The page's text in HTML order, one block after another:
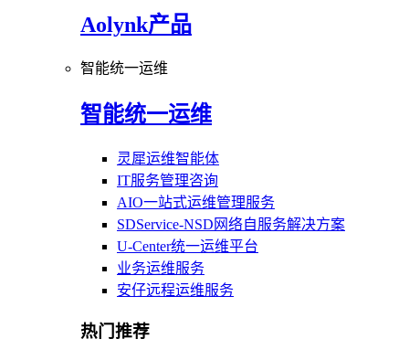
Aolynk产品
智能统一运维
智能统一运维
灵犀运维智能体
IT服务管理咨询
AIO一站式运维管理服务
SDService-NSD网络自服务解决方案
U-Center统一运维平台
业务运维服务
安仔远程运维服务
热门推荐